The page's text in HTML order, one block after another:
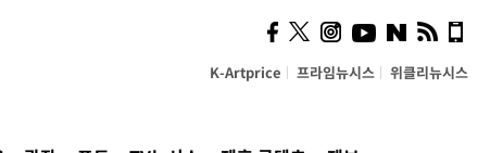
K-Artprice 프라임뉴시스 위클리뉴시스